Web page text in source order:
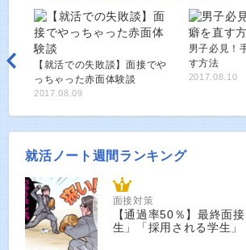
【就活での失敗談】面接でや
っちゃった赤面体験談
2017.08.09
男子必見！
す方法
2017.08.10
就活ノート週間ランキング
面接対策
【通過率50％】最終面
生」「採用される学生」